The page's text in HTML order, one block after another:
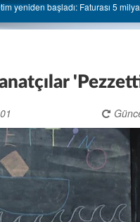
belediyeye sert eleştiri: